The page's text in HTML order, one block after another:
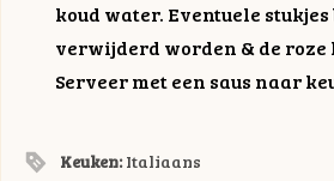
koud water. Eventuele
verwijderd worden & de
Serveer met een saus naar
Keuken:Italiaans